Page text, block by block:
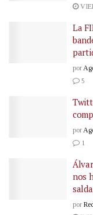
La
por
5
por
1
nos
por